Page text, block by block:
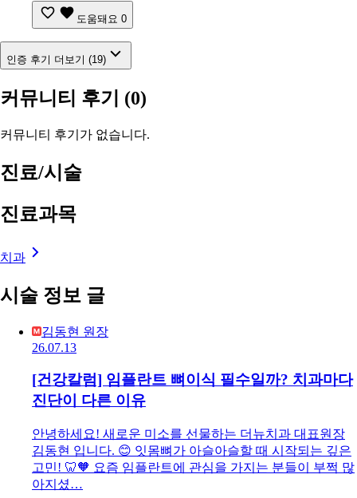
도움돼요 0
인증 후기 더보기 (19)
커뮤니티 후기 (0)
커뮤니티 후기가 없습니다.
진료/시술
진료과목
치과
시술 정보 글
김동현 원장
26.07.13
[건강칼럼] 임플란트 뼈이식 필수일까? 치과마다
진단이 다른 이유
안녕하세요! 새로운 미소를 선물하는 더뉴치과 대표원장
김동현 입니다. 😊 잇몸뼈가 아슬아슬할 때 시작되는 깊은
고민! 🦷🧡 요즘 임플란트에 관심을 가지는 분들이 부쩍 많
아지셨…